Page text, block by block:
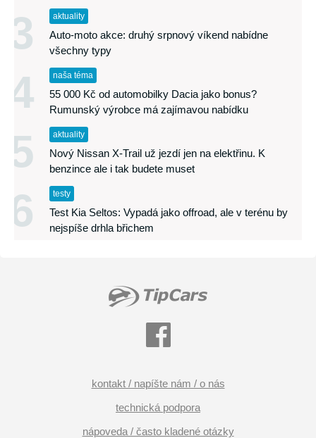
3 aktuality
Auto-moto akce: druhý srpnový víkend nabídne
všechny typy
4 naša téma
55 000 Kč od automobilky Dacia jako bonus?
Rumunský výrobce má zajímavou nabídku
5 aktuality
Nový Nissan X-Trail už jezdí jen na elektřinu. K
benzince ale i tak budete muset
6 testy
Test Kia Seltos: Vypadá jako offroad, ale v terénu by
nejspíše drhla břichem
kontakt / napíšte nám / o nás
technická podpora
nápoveda / často kladené otázky